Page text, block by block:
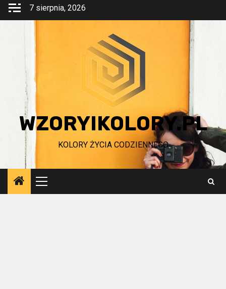
Przejdź
7 sierpnia, 2026
WZORYIKOLORY.PL
KOLORY ŻYCIA CODZIENNEGO
Menu
główne